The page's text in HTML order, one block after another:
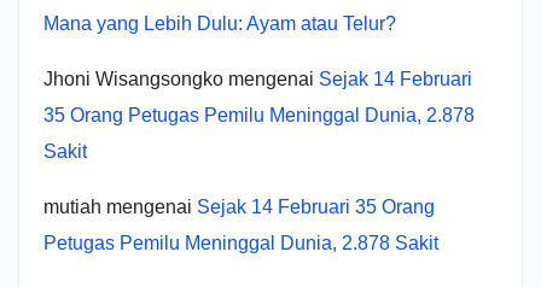
Mana yang Lebih Dulu: Ayam atau Telur?
Jhoni Wisangsongko mengenai Sejak 14 Februari
35 Orang Petugas Pemilu Meninggal Dunia, 2.878
Sakit
mutiah mengenai Sejak 14 Februari 35 Orang
Petugas Pemilu Meninggal Dunia, 2.878 Sakit